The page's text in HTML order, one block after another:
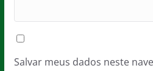
Salvar meus dados neste